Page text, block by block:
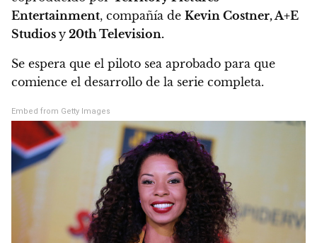
Entertainment, compañía de Kevin Costner, A+E
Studios y 20th Television.
Se espera que el piloto sea aprobado para que
comience el desarrollo de la serie completa.
Embed from Getty Images